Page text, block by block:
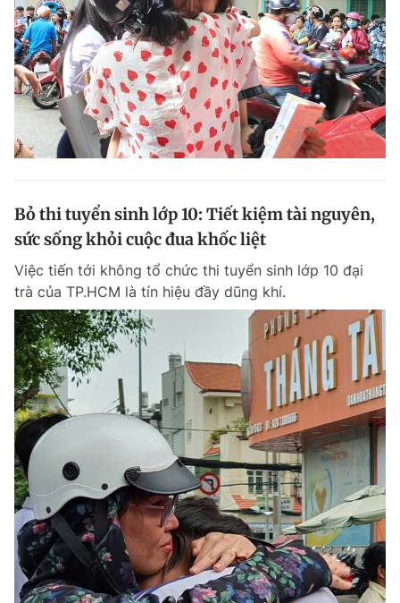
Giấy phép xuất bản số 110/GP - BTTTT cấp ngày 24.3.2020
© 2003-2026 Bản quyền thuộc về Báo Thanh Niên. Cấm sao chép
dưới mọi hình thức nếu không có sự chấp thuận bằng văn bản.
Phát triển bởi ePi Technologies, JSC.
Bỏ thi tuyển sinh lớp 10: Tiết kiệm tài nguyên,
sức sống khỏi cuộc đua khốc liệt
Việc tiến tới không tổ chức thi tuyển sinh lớp 10 đại
trà của TP.HCM là tín hiệu đầy dũng khí.